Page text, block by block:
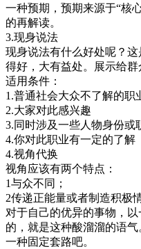
一种预期，预期来源于“核
的再解读。
3.现身说法
现身说法有什么好处呢？
得好，大有益处。展示给群
适用条件：
1.普通社会大众不了解的职
2.大家对此感兴趣
3.同时涉及一些人物身份或
4.你对此职业有一定的了解
4.视角代换
视角应该有两个特点：
1与众不同；
2传递正能量或者制造积极
对于自己的优异的事物，
的，就是这种酸溜溜的语
一种固定套路吧。